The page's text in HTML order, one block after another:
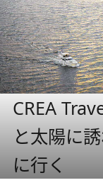
CREA
と太陽に
に行く